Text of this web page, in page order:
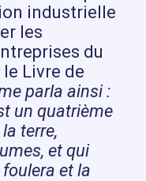
industrielle
les
du
Livre de
parla ainsi :
un quatrième
terre,
et qui
et la